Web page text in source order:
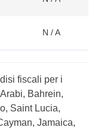
N / A
fiscali per i
Bahrein,
Saint Lucia,
Jamaica,